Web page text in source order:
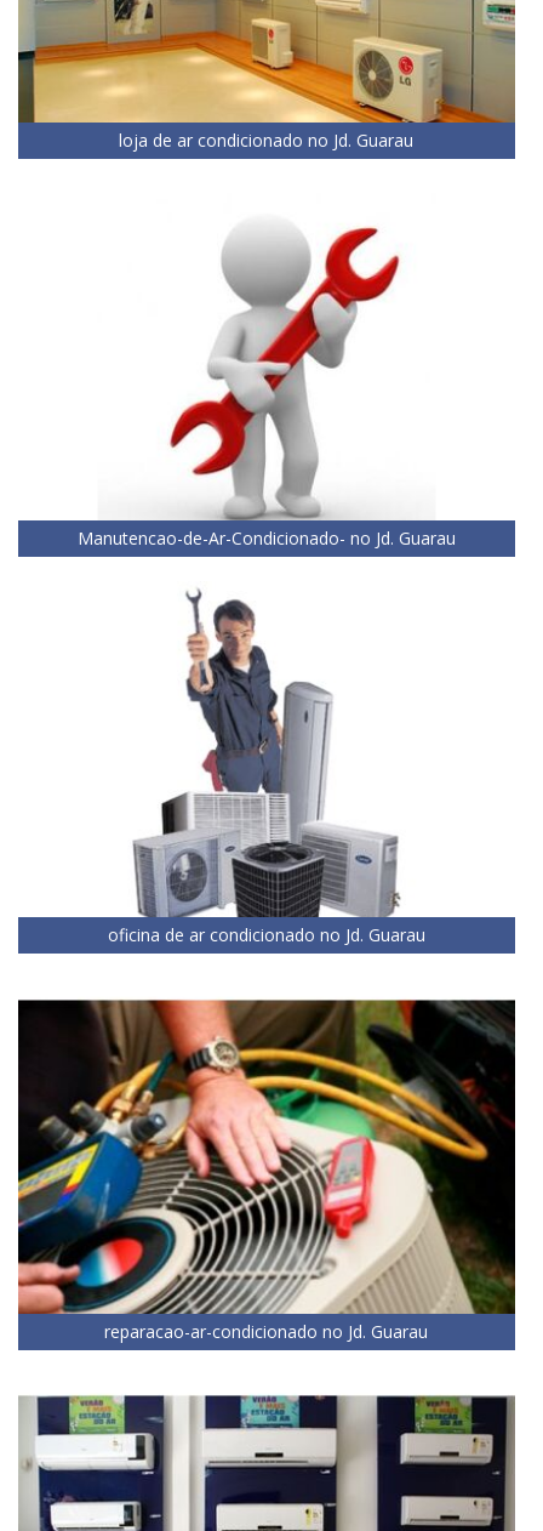
loja de ar condicionado no Jd. Guarau
Manutencao-de-Ar-Condicionado- no Jd. Guarau
oficina de ar condicionado no Jd. Guarau
reparacao-ar-condicionado no Jd. Guarau